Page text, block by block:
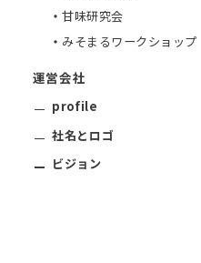
甘味研究会
みそまるワークショップ
運営会社
profile
社名とロゴ
ビジョン